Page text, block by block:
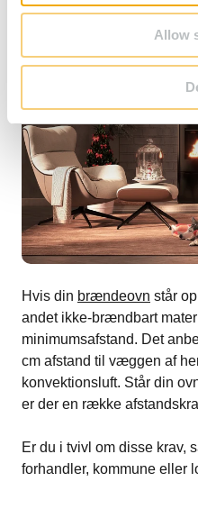
Allow
Hvis din brændeovn står
andet ikke-brændbart
minimumsafstand. Det
cm afstand til væggen af
konvektionsluft. Står din
er der en række
Er du i tvivl om disse krav,
forhandler, kommune eller